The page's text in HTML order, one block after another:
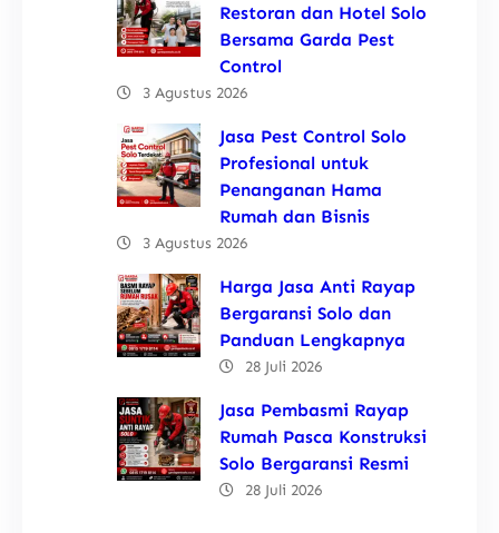
Restoran dan Hotel Solo
Bersama Garda Pest
Control
3 Agustus 2026
Jasa Pest Control Solo
Profesional untuk
Penanganan Hama
Rumah dan Bisnis
3 Agustus 2026
Harga Jasa Anti Rayap
Bergaransi Solo dan
Panduan Lengkapnya
28 Juli 2026
Jasa Pembasmi Rayap
Rumah Pasca Konstruksi
Solo Bergaransi Resmi
28 Juli 2026